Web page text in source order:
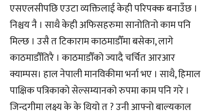
एसएलसीपछि एउटा व्यक्तिलाई केही परिपक्क बनाउँछ ।
निश्चय नै । साथै केही अफिसहरुमा सानोतिनो काम पनि
मिल्छ । उसै त टिकाराम काठमाडौँमा बसेका, लागे
काठमाडौँतिरै । काठमाडौँको ज्यादै चर्चित आरआर
क्याम्पस। हाल नेपाली मानविकीमा भर्ना भए । साथै, हिमाल
पाक्षिक पत्रिकाको सेल्सम्यानको रुपमा काम पनि गरे ।
जिन्दगीमा लक्ष्य के के थियो त ? उनी आफ्नो बाल्यकाल